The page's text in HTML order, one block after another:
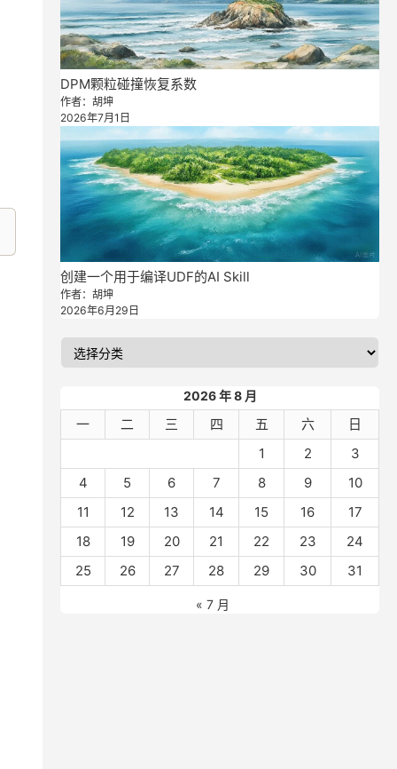
DPM颗粒碰撞恢复系数
作者：胡坤
2026年7月1日
创建一个用于编译UDF的AI Skill
作者：胡坤
2026年6月29日
2026 年 8 月
一 二 三 四 五 六
日
1
2
3
4
5 6 7 8 9
10
11
12 13 14 15 16
17
18
19 20 21 22 23
24
25
26 27 28 29 30 31
« 7 月